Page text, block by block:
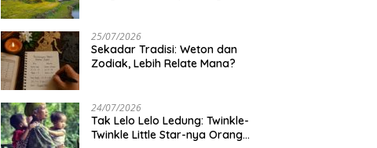
25/07/2026
Sekadar Tradisi: Weton dan
Zodiak, Lebih Relate Mana?
24/07/2026
Tak Lelo Lelo Ledung: Twinkle-
Twinkle Little Star-nya Orang